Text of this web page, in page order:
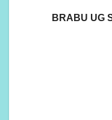
BRABU UG